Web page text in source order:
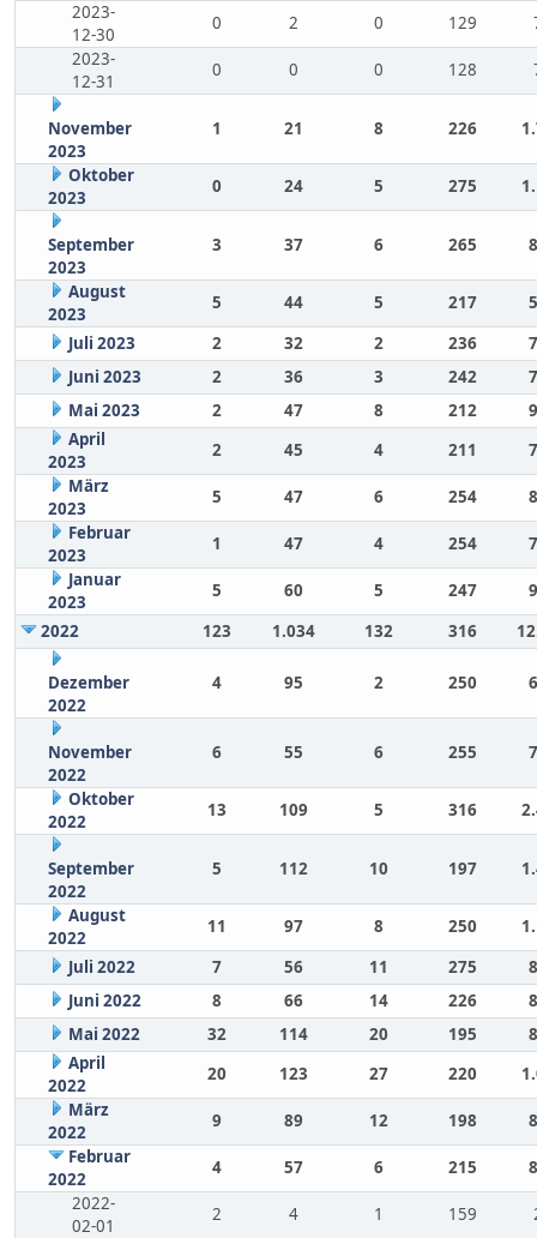
2023-
12-30
0 2 0 129
2023-
12-31
0 0 0 128
November
2023
1 21 8 226
Oktober
2023
0 24 5 275
September
2023
3 37 6 265
August
2023
5 44 5 217
Juli 2023
2 32 2 236
Juni 2023
2 36 3 242
Mai 2023
2 47 8 212
April
2023
2 45 4 211
März
2023
5 47 6 254
Februar
2023
1 47 4 254
Januar
2023
5 60 5 247
2022
123 1.034 132 316
Dezember
2022
4 95 2 250
November
2022
6 55 6 255
Oktober
2022
13 109 5 316
September
2022
5 112 10 197
August
2022
11 97 8 250
Juli 2022
7 56 11 275
Juni 2022
8 66 14 226
Mai 2022
32 114 20 195
April
2022
20 123 27 220
März
2022
9 89 12 198
Februar
2022
4 57 6 215
2022-
02-01
2 4 1 159